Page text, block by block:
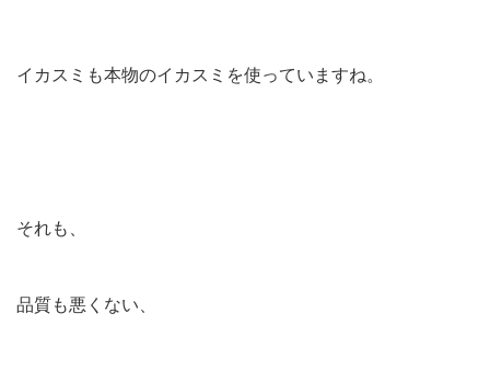
イカスミも本物のイカスミを使っていますね。
それも、
品質も悪くない、